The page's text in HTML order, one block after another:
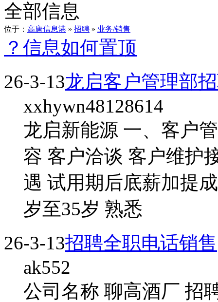
全部信息
位于： 高唐信息港 » 招聘 » 业务/销售
？信息如何置顶
26-3-13龙启客户管理部
xxhywn48128614
龙启新能源 一、客户
容 客户洽谈 客户维护
遇 试用期后底薪加提
岁至35岁 熟悉
26-3-13招聘全职电话销售
ak552
公司名称 聊高酒厂 招